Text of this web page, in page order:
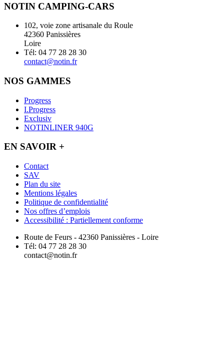
NOTIN CAMPING-CARS
102, voie zone artisanale du Roule
42360 Panissières
Loire
Tél: 04 77 28 28 30
contact@notin.fr
NOS GAMMES
Progress
I.Progress
Exclusiv
NOTINLINER 940G
EN SAVOIR +
Contact
SAV
Plan du site
Mentions légales
Politique de confidentialité
Nos offres d’emplois
Accessibilité : Partiellement conforme
Route de Feurs - 42360 Panissières - Loire
Tél: 04 77 28 28 30
contact@notin.fr